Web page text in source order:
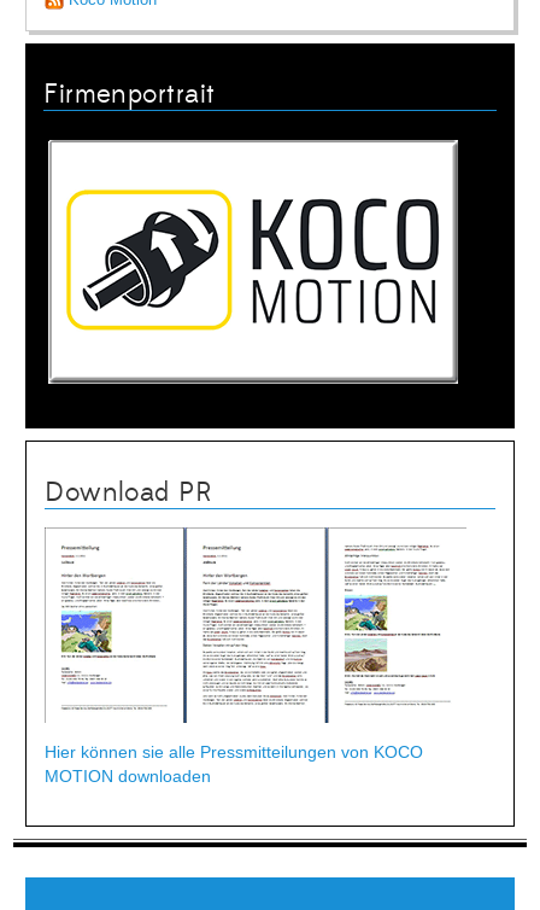
Firmenportrait
Download PR
Hier können sie alle Pressmitteilungen von KOCO
MOTION downloaden